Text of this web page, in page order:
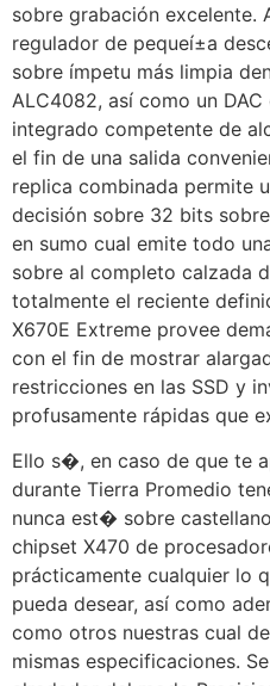
sobre grabación excelente.
regulador de pequeí±a
sobre ímpetu más limpia
ALC4082, así­ como un DAC
integrado competente de
el fin de una salida
replica combinada permite
decisión sobre 32 bits
en sumo cual emite todo
sobre al completo calzada
totalmente el reciente
X670E Extreme provee
con el fin de mostrar
restricciones en las SSD y
profusamente rápidas que
Ello s�, en caso de que te
durante Tierra Promedio
nunca est� sobre
chipset X470 de
prácticamente cualquier lo
pueda desear, así­ como
como otros nuestras cual
mismas especificaciones.